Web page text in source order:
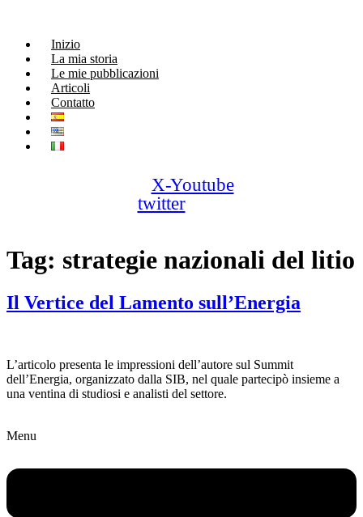
Inizio
La mia storia
Le mie pubblicazioni
Articoli
Contatto
X-
twitter
Youtube
Tag: strategie nazionali del litio
Il Vertice del Lamento sull’Energia
L’articolo presenta le impressioni dell’autore sul Summit
dell’Energia, organizzato dalla SIB, nel quale partecipò insieme a
una ventina di studiosi e analisti del settore.
Menu